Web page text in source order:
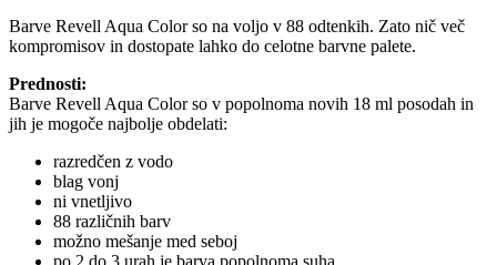
Barve Revell Aqua Color so na voljo v 88 odtenkih. Zato nič več
kompromisov in dostopate lahko do celotne barvne palete.
Prednosti:
Barve Revell Aqua Color so v popolnoma novih 18 ml posodah in
jih je mogoče najbolje obdelati:
razredčen z vodo
blag vonj
ni vnetljivo
88 različnih barv
možno mešanje med seboj
po 2 do 3 urah je barva popolnoma suha